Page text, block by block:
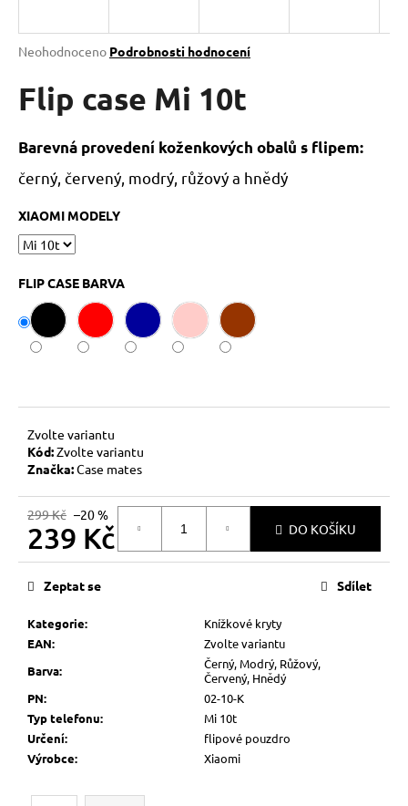
Průměrné
produktu
je
5
hvězdiček.
Neohodnoceno Podrobnosti hodnocení
Flip case Mi 10t
Barevná provedení koženkových obalů s flipem:
černý, červený, modrý, růžový a hnědý
XIAOMI MODELY
FLIP CASE BARVA
Zvolte variantu
Kód:Zvolte variantu
Značka:Case mates
299 Kč –20 %
239 Kč
Měrná
DO KOŠÍKU
Kategorie:
Knížkové kryty
EAN:
Zvolte variantu
Barva:
Černý, Modrý, Růžový,
Červený, Hnědý
PN:
02-10-K
Typ telefonu:
Mi 10t
Určení:
flipové pouzdro
Výrobce: Xiaomi
Zeptat se Sdílet
j
t
?
D
o
p
č
u
e
m
e